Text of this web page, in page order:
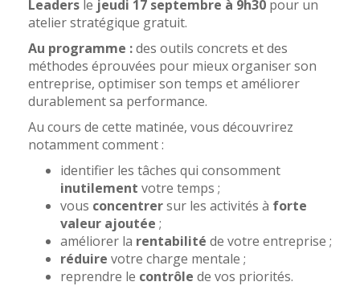
Leaders le jeudi 17 septembre à 9h30 pour un
atelier stratégique gratuit.
Au programme :des outils concrets et des
méthodes éprouvées pour mieux organiser son
entreprise, optimiser son temps et améliorer
durablement sa performance.
Au cours de cette matinée, vous découvrirez
notamment comment :
identifier les tâches qui consomment
inutilement votre temps ;
vous concentrersur les activités à forte
valeur ajoutée ;
améliorer la rentabilité de votre entreprise ;
réduire votre charge mentale ;
reprendre le contrôle de vos priorités.